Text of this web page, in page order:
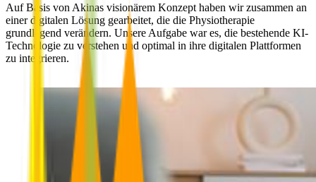
Auf Basis von Akinas visionärem Konzept haben wir zusammen an
einer digitalen Lösung gearbeitet, die die Physiotherapie
grundlegend verändern. Unsere Aufgabe war es, die bestehende KI-
Technologie zu verstehen und optimal in ihre digitalen Plattformen
zu integrieren.